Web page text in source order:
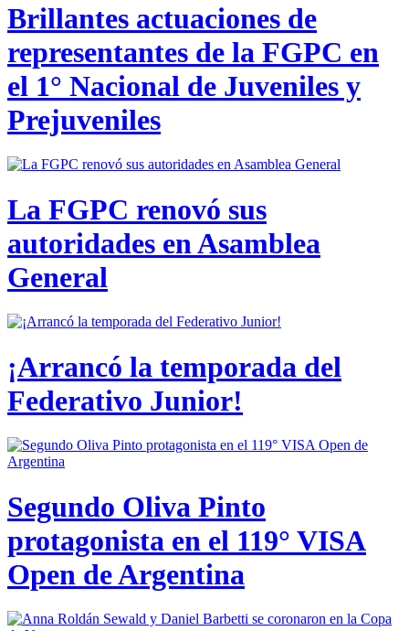
Brillantes actuaciones de
representantes de la FGPC en
el 1° Nacional de Juveniles y
Prejuveniles
La FGPC renovó sus
autoridades en Asamblea
General
¡Arrancó la temporada del
Federativo Junior!
Segundo Oliva Pinto
protagonista en el 119° VISA
Open de Argentina